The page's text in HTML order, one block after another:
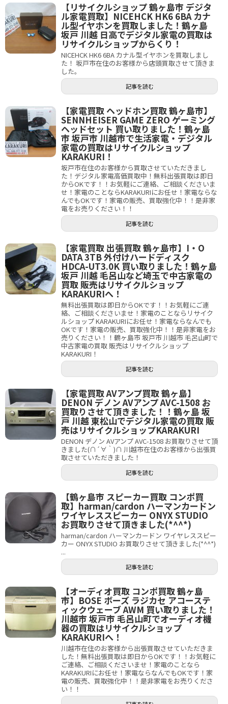
【リサイクルショップ 鶴ヶ島市 デジタ
ル家電買取】NICEHCK HK6 6BA カナ
ル型イヤホンを買取しました！鶴ヶ島
坂戸 川越 日高でデジタル家電の買取は
リサイクルショップからくり！
NICEHCK HK6 6BA カナル型イヤホンを買取しまし
た！ 坂戸市在住のお客様から店頭買取させて頂きま
した。
記事を読む
【家電買取 ヘッドホン買取 鶴ヶ島市】
SENNHEISER GAME ZERO ゲーミング
ヘッドセット 買い取りました！鶴ヶ島
市 坂戸市 川越市で生活家電・デジタル
家電の買取はリサイクルショップ
KARAKURI！
坂戸市在住のお客様から買取させていただきまし
た！デジタル家電高価買取中！無料出張買取は即日
からOKです！！お気軽にご連絡、ご相談くださいま
せ！家電のことならKARAKURIにお任せ！家電ならな
んでもOKです！家電の販売、買取強化中！！是非家
電をお売りください！！
記事を読む
【家電買取 出張買取 鶴ヶ島市】I・O
DATA 3TB 外付けハードディスク
HDCA-UT3.0K 買い取りました！鶴ヶ島
坂戸 川越 毛呂山など埼玉で中古家電の
買取 販売はリサイクルショップ
KARAKURIへ！
無料出張買取は即日からOKです！！お気軽にご連
絡、ご相談くださいませ！家電のことならリサイク
ルショップ KARAKURIにお任せ！家電ならなんでも
OKです！家電の販売、買取強化中！！是非家電をお
売りください！！鶴ヶ島市 坂戸市 川越市 毛呂山町で
中古家電の買取 販売はリサイクルショップ
KARAKURI！
記事を読む
【家電買取 AVアンプ買取 鶴ヶ島】
DENON デノン AVアンプ AVC-1508 お
買取りさせて頂きました！！鶴ヶ島 坂
戸 川越 東松山でデジタル家電の買取 販
売はリサイクルショップKARAKURI
DENON デノン AVアンプ AVC-1508 お買取りさせて頂
きました(∩´∀｀)∩ 川越市在住のお客様から出張買
取させていただきました！
記事を読む
【鶴ヶ島市 スピーカー買取 コンポ買
取】harman/cardon ハーマンカードン
ワイヤレススピーカー ONYX STUDIO
お買取りさせて頂きました(*^^*)
harman/cardon ハーマンカードン ワイヤレススピー
カー ONYX STUDIO お買取りさせて頂きました(*^^*)
...
記事を読む
【オーディオ買取 コンポ買取 鶴ヶ島
市】BOSE ボーズ ラジカセ アコーステ
ィックウェーブ AWM 買い取りました！
川越市 坂戸市 毛呂山町でオーディオ機
器の買取はリサイクルショップ
KARAKURIへ！
川越市在住のお客様から出張買取させていただきま
した！無料出張買取は即日からOKです！！お気軽に
ご連絡、ご相談くださいませ！家電のことなら
KARAKURIにお任せ！家電ならなんでもOKです！家
電の販売、買取強化中！！是非家電をお売りくださ
い！！